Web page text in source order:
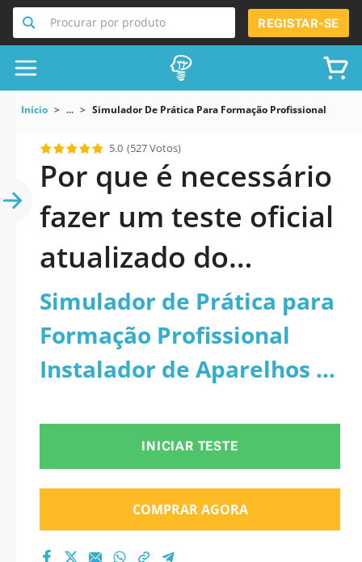
Procurar por produto REGISTAR-SE
Início ... Simulador De Prática Para Formação Profissional
5.0 (527 Votos)
Por que é necessário
fazer um teste oficial
atualizado do
Simulador de Prática
para Formação
Profissional
Instalador de
Aparelhos a Gás
(IAG) 2026?
Simulador de Prática para
Formação Profissional
Instalador de Aparelhos a
INICIAR TESTE
COMPRAR AGORA